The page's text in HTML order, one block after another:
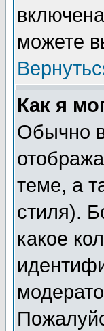
можете
Как я
Обычно
теме, а
стиля).
какое